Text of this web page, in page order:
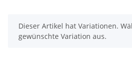
x
Dieser Artikel hat Variationen.
gewünschte Variation aus.